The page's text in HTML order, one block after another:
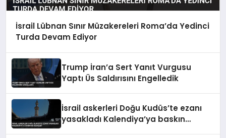
İsrail Lübnan Sınır Müzakereleri Roma’da Yedinci
Turda Devam Ediyor
Trump İran’a Sert Yanıt Vurgusu
Yaptı Üs Saldırısını Engelledik
İsrail askerleri Doğu Kudüs’te ezanı
yasakladı Kalendiya’ya baskın